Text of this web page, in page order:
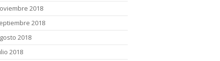
2018
2018
2018
2018